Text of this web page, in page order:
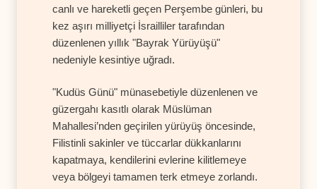
canlı ve hareketli geçen Perşembe günleri, bu
kez aşırı milliyetçi İsrailliler tarafından
düzenlenen yıllık "Bayrak Yürüyüşü"
nedeniyle kesintiye uğradı.
"Kudüs Günü" münasebetiyle düzenlenen ve
güzergahı kasıtlı olarak Müslüman
Mahallesi’nden geçirilen yürüyüş öncesinde,
Filistinli sakinler ve tüccarlar dükkanlarını
kapatmaya, kendilerini evlerine kilitlemeye
veya bölgeyi tamamen terk etmeye zorlandı.